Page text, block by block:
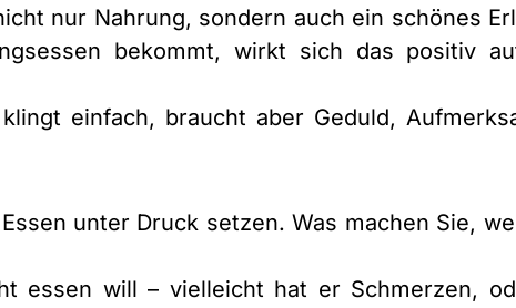
nur Nahrung, sondern auch ein schönes
bekommt, wirkt sich das positiv
einfach, braucht aber Geduld,
unter Druck setzen. Was machen Sie,
essen will – vielleicht hat er Schmerzen,